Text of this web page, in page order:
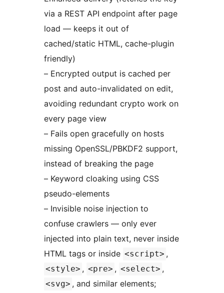
via a REST API endpoint after page
load — keeps it out of
cached/static HTML, cache-plugin
friendly)
– Encrypted output is cached per
post and auto-invalidated on edit,
avoiding redundant crypto work on
every page view
– Fails open gracefully on hosts
missing OpenSSL/PBKDF2 support,
instead of breaking the page
– Keyword cloaking using CSS
pseudo-elements
– Invisible noise injection to
confuse crawlers — only ever
injected into plain text, never inside
HTML tags or inside <script> ,
<style> , <pre> , <select> ,
<svg> , and similar elements;